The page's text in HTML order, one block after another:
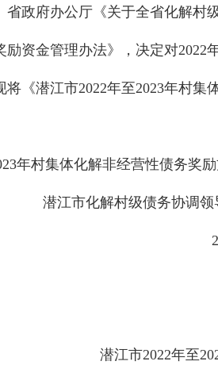
府办公厅《关于全省化解村
资金管理办法》，决定对
《潜江市2022年至2023年村集
年村集体化解非经营性债务奖
潜江市化解村级债务协调
年4月
潜江市2022年至